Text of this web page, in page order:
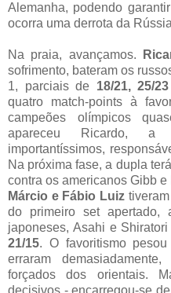
Alemanha, podendo
ocorra uma derrota da
Na praia, avançamos.
sofrimento, bateram os
1, parciais de 18/21, 25/
quatro match-points à
campeões olímpicos
apareceu Ricardo, a
importantíssimos,
Na próxima fase, a dupla
contra os americanos Gibb e
Márcio e Fábio Luiz
do primeiro set apertado,
japoneses, Asahi e
21/15. O favoritismo
erraram
forçados dos orientais.